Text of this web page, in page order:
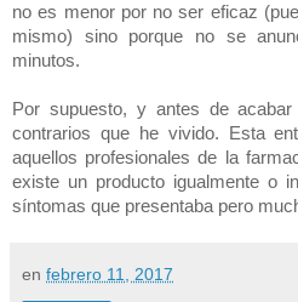
no es menor por no ser eficaz
mismo) sino porque no se
minutos.
Por supuesto, y antes de
contrarios que he vivido. Esta
aquellos profesionales de la
existe un producto igualmente o
síntomas que presentaba pero
en febrero 11, 2017